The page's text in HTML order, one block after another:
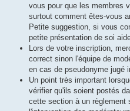
vous pour que les membres
surtout comment êtes-vous
Petite suggestion, si vous
petite présentation de soi
Lors de votre inscription,
correct sinon l'équipe de
en cas de pseudonyme jugé
Un point très important
vérifier qu'ils soient postés
cette section à un règlement